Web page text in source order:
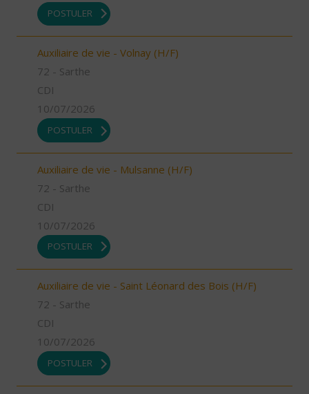
POSTULER
Auxiliaire de vie - Volnay (H/F)
72 - Sarthe
CDI
10/07/2026
POSTULER
Auxiliaire de vie - Mulsanne (H/F)
72 - Sarthe
CDI
10/07/2026
POSTULER
Auxiliaire de vie - Saint Léonard des Bois (H/F)
72 - Sarthe
CDI
10/07/2026
POSTULER